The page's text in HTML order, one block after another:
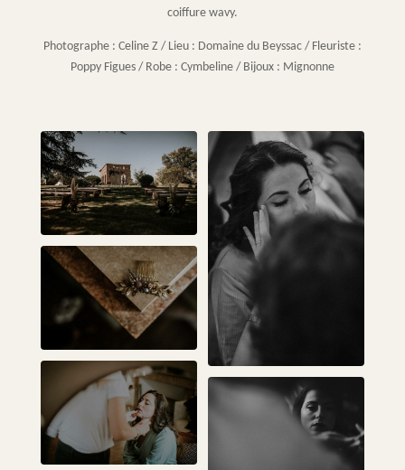
coiffure wavy.
Photographe : Celine Z / Lieu : Domaine du Beyssac / Fleuriste :
Poppy Figues / Robe : Cymbeline / Bijoux : Mignonne